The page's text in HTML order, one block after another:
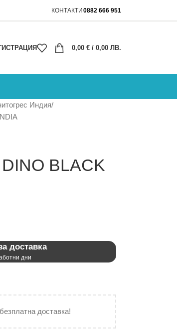
КОНТАКТИ0882 666 951
0,00 € / 0,00 ЛВ.
Индия
BLACK
доставка
дни
доставка!